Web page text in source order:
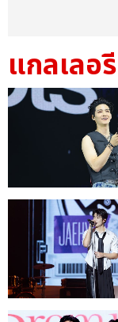
แกลเลอรี